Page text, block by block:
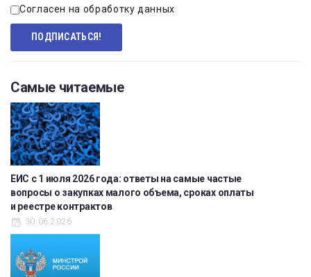
Согласен на обработку данных
Самые читаемые
ЕИС с 1 июля 2026 года: ответы на самые частые
вопросы о закупках малого объема, сроках оплаты
и реестре контрактов
30.06.2026